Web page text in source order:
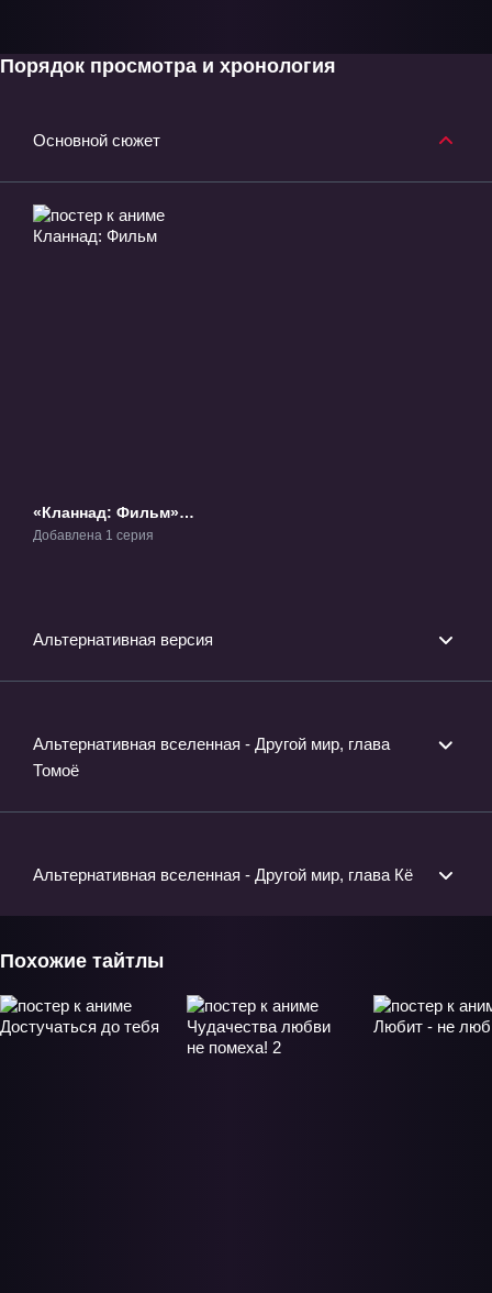
Порядок просмотра и хронология
Основной сюжет
«Кланнад: Фильм»
Фильм-1
Добавлена 1 серия
Альтернативная версия
Альтернативная вселенная - Другой мир, глава
Томоё
Альтернативная вселенная - Другой мир, глава Кё
Похожие тайтлы